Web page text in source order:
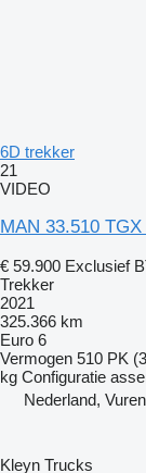
6D trekker
21
VIDEO
MAN 33.510
€ 59.900 Exclusief
Trekker
2021
325.366 km
Euro 6
Vermogen 510 PK
kg Configuratie
Nederland, Vuren
Kleyn Trucks